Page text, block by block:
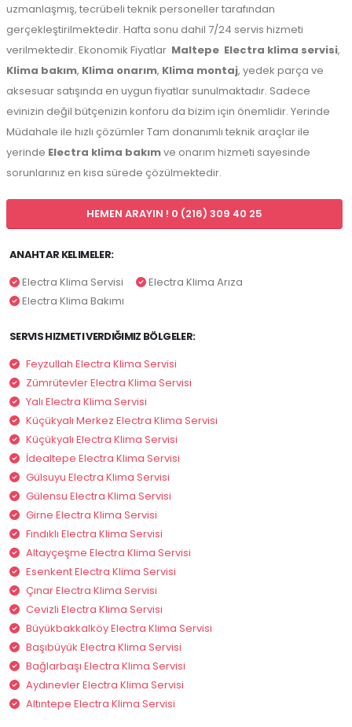
uzmanlaşmış, tecrübeli teknik personeller tarafından
gerçekleştirilmektedir. Hafta sonu dahil 7/24 servis hizmeti
verilmektedir. Ekonomik Fiyatlar Maltepe Electra klima servisi,
Klima bakım, Klima onarım, Klima montaj, yedek parça ve
aksesuar satışında en uygun fiyatlar sunulmaktadır. Sadece
evinizin değil bütçenizin konforu da bizim için önemlidir. Yerinde
Müdahale ile hızlı çözümler Tam donanımlı teknik araçlar ile
yerinde Electra klima bakımve onarım hizmeti sayesinde
sorunlarınız en kısa sürede çözülmektedir.
HEMEN ARAYIN ! 0 (216) 309 40 25
ANAHTAR KELIMELER:
Electra Klima Servisi
Electra Klima Arıza
Electra Klima Bakımı
SERVIS HIZMETI VERDIĞIMIZ BÖLGELER:
Feyzullah Electra Klima Servisi
Zümrütevler Electra Klima Servisi
Yalı Electra Klima Servisi
Küçükyalı Merkez Electra Klima Servisi
Küçükyalı Electra Klima Servisi
İdealtepe Electra Klima Servisi
Gülsuyu Electra Klima Servisi
Gülensu Electra Klima Servisi
Girne Electra Klima Servisi
Fındıklı Electra Klima Servisi
Altayçeşme Electra Klima Servisi
Esenkent Electra Klima Servisi
Çınar Electra Klima Servisi
Cevizli Electra Klima Servisi
Büyükbakkalköy Electra Klima Servisi
Başıbüyük Electra Klima Servisi
Bağlarbaşı Electra Klima Servisi
Aydınevler Electra Klima Servisi
Altıntepe Electra Klima Servisi